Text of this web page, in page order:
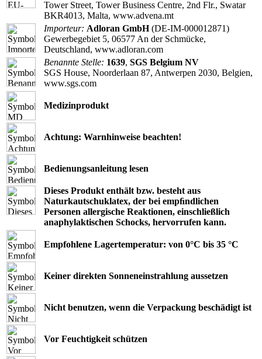
Tower Street, Tower Business Centre, 2nd Flr., Swatar
BKR4013, Malta, www.advena.mt
Importeur: Adloran GmbH(DE-IM-000012871)
Gewerbegebiet 5, 06577 An der Schmücke,
Deutschland, www.adloran.com
Benannte Stelle: 1639, SGS Belgium NV
SGS House, Noorderlaan 87, Antwerpen 2030, Belgien,
www.sgs.com
Medizinprodukt
Achtung: Warnhinweise beachten!
Bedienungsanleitung lesen
Dieses Produkt enthält bzw. besteht aus
Naturkautschuklatex, der bei empﬁndlichen
Personen allergische Reaktionen, einschließlich
anaphylaktischen Schocks, hervorrufen kann.
Empfohlene Lagertemperatur: von 0°C bis 35 °C
Keiner direkten Sonneneinstrahlung aussetzen
Nicht benutzen, wenn die Verpackung beschädigt ist
Vor Feuchtigkeit schützen